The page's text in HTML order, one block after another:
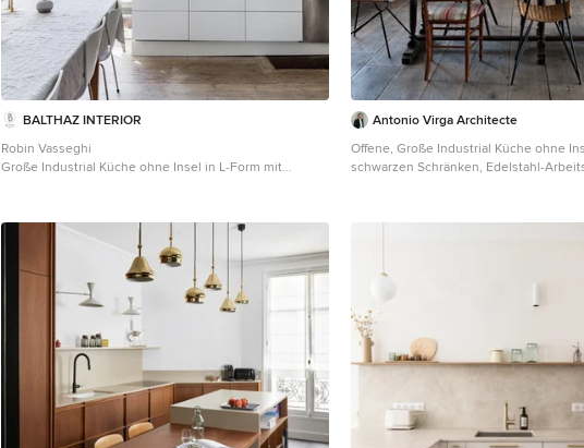
BALTHAZ INTERIOR
Robin Vasseghi
Große Industrial Küche ohne Insel in L-Form mit
Edelstahl, hellem Holzboden und beigem Boden in
Antonio Virga Architecte
Offene, Große Industrial Küche ohne
schwarzen Schränken, Edelstahl-
dunklem Holzboden in Paris